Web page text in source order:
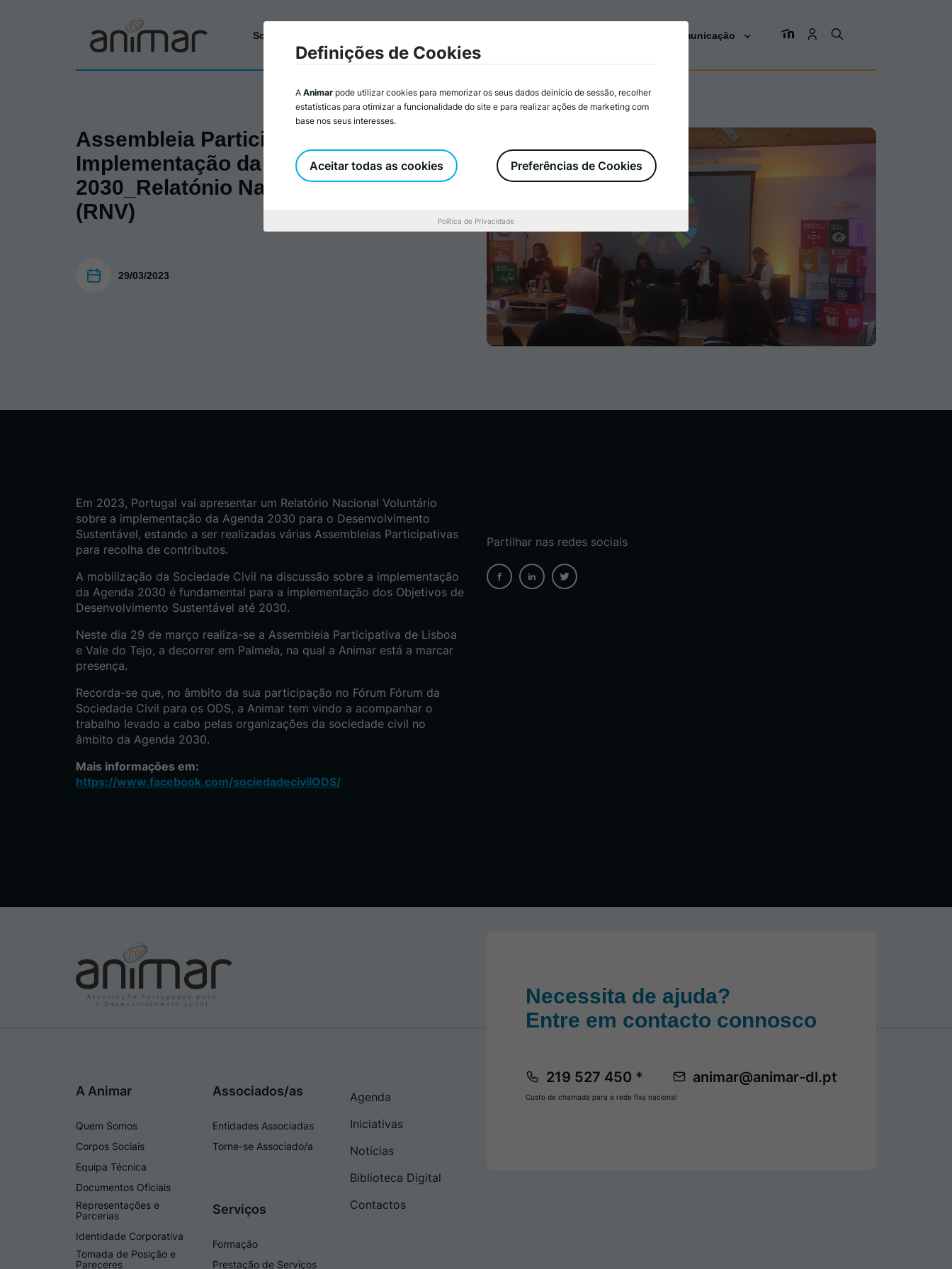
Sobre a Animar Comunicação
Assembleia Participativa sobre a
Implementação da Agenda
2030_Relatónio Nacional Voluntário
(RNV)
29/03/2023
Em 2023, Portugal vai apresentar um Relatório Nacional Voluntário
sobre a implementação da Agenda 2030 para o Desenvolvimento
Sustentável, estando a ser realizadas várias Assembleias Participativas
para recolha de contributos.
A mobilização da Sociedade Civil na discussão sobre a implementação
da Agenda 2030 é fundamental para a implementação dos Objetivos de
Desenvolvimento Sustentável até 2030.
Neste dia 29 de março realiza-se a Assembleia Participativa de Lisboa
e Vale do Tejo, a decorrer em Palmela, na qual a Animar está a marcar
presença.
Recorda-se que, no âmbito da sua participação no Fórum Fórum da
Sociedade Civil para os ODS, a Animar tem vindo a acompanhar o
trabalho levado a cabo pelas organizações da sociedade civil no
âmbito da Agenda 2030.
Mais informações em:
https://www.facebook.com/sociedadecivilODS/
Partilhar nas redes sociais
A Animar
Quem Somos
Corpos Sociais
Equipa Técnica
Documentos Oficiais
Representações e
Parcerias
Identidade Corporativa
Tomada de Posição e
Pareceres
Associados/as
Entidades Associadas
Torne-se Associado/a
Serviços
Formação
Prestação de Serviços
Agenda
Iniciativas
Notícias
Biblioteca Digital
Contactos
Necessita de ajuda?
Entre em contacto connosco
219 527 450 * animar@animar-dl.pt
Custo de chamada para a rede fixa nacional
Definições de Cookies
A Animar pode utilizar cookies para memorizar os seus dados deinício de sessão, recolher
estatísticas para otimizar a funcionalidade do site e para realizar ações de marketing com
base nos seus interesses.
Preferências de Cookies
Aceitar todas as cookies
Política de Privacidade